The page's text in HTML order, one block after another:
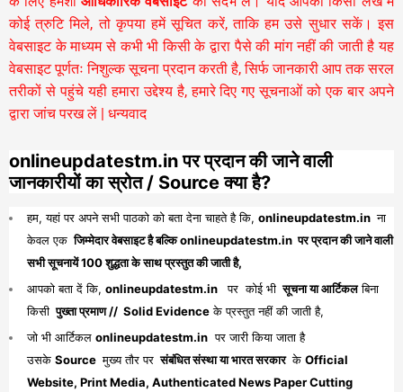
कोई त्रुटि मिले, तो कृपया हमें सूचित करें, ताकि हम उसे सुधार सकें। इस
वेबसाइट के माध्यम से कभी भी किसी के द्वारा पैसे की मांग नहीं की जाती है यह
वेबसाइट पूर्णतः निशुल्क सूचना प्रदान करती है,सिर्फ जानकारी आप तक सरल
तरीकों से पहुंचे यही हमारा उद्देश्य है, हमारे दिए गए सूचनाओं को एक बार अपने
द्वारा जांच परख लें | धन्यवाद
onlineupdatestm.in पर प्रदान की जाने वाली
जानकारीयों का स्रोत / Source क्या है?
हम, यहां पर अपने सभी पाठको को बता देना चाहते है कि, onlineupdatestm.in ना
केवल एक जिम्मेदार वेबसाइट है बल्कि onlineupdatestm.in पर प्रदान की जाने वाली
सभी सूचनायें 100 शुद्धता के साथ प्रस्तुत की जाती है,
आपको बता दें कि, onlineupdatestm.in पर कोई भी सूचना या आर्टिकलबिना
किसी पुख्ता प्रमाण // Solid Evidenceके प्रस्तुत नहीं की जाती है,
जो भी आर्टिकल onlineupdatestm.in पर जारी किया जाता है
उसके Source मुख्य तौर पर संबंधित संस्था या भारत सरकार के Official
Website, Print Media, Authenticated News Paper Cutting